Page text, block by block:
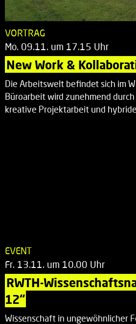
VORTRAG
Mo. 09.11. um 17.15 Uhr
New Work &
Die Arbeitswelt befindet sich im
Büroarbeit wird zunehmend
kreative Projektarbeit und
EVENT
Fr. 13.11. um 10.00 Uhr
RWTH-
12“
Wissenschaft in ungewöhnlicher